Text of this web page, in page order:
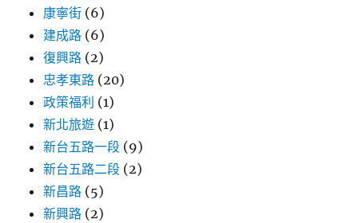
康寧街 (6)
建成路 (6)
復興路 (2)
忠孝東路 (20)
政策福利 (1)
新北旅遊 (1)
新台五路一段 (9)
新台五路二段 (2)
新昌路 (5)
新興路 (2)